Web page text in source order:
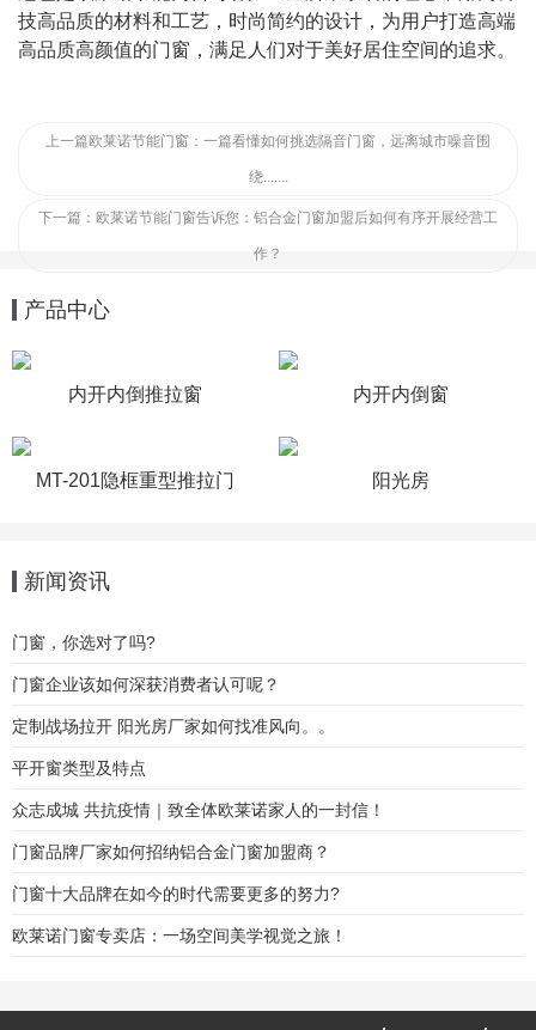
技高品质的材料和工艺，时尚简约的设计，为用户打造高端
高品质高颜值的门窗，满足人们对于美好居住空间的追求。
上一篇欧莱诺节能门窗：一篇看懂如何挑选隔音门窗，远离城市噪音围
绕.......
下一篇： 欧莱诺节能门窗告诉您：铝合金门窗加盟后如何有序开展经营工
作？
产品中心
内开内倒推拉窗 内开内倒窗
MT-201隐框重型推拉门 阳光房
新闻资讯
门窗，你选对了吗?
门窗企业该如何深获消费者认可呢？
定制战场拉开 阳光房厂家如何找准风向。。
平开窗类型及特点
众志成城 共抗疫情｜致全体欧莱诺家人的一封信！
门窗品牌厂家如何招纳铝合金门窗加盟商？
门窗十大品牌在如今的时代需要更多的努力?
欧莱诺门窗专卖店：一场空间美学视觉之旅！